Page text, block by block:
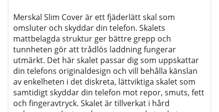
Merskal Slim Cover är ett fjäderlätt skal som
omsluter och skyddar din telefon. Skalets
mattbelagda struktur ger bättre grepp och
tunnheten gör att trådlös laddning fungerar
utmärkt. Det här skalet passar dig som uppskattar
din telefons originaldesign och vill behålla känslan
av enkelheten i det diskreta, lättviktiga skalet som
samtidigt skyddar din telefon mot repor, smuts, fett
och fingeravtryck. Skalet är tillverkat i hård